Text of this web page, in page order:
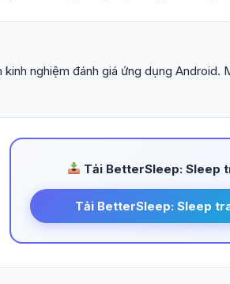
nghiệm đánh giá ứng dụng
Tải BetterSleep: Sleep
Tải BetterSleep: Sleep